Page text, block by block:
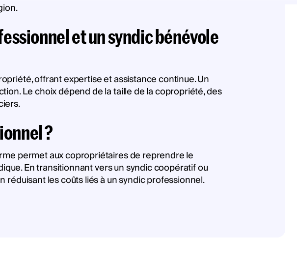
et un syndic bénévole
offrant expertise et assistance continue. Un
Le choix dépend de la taille de la copropriété, des
?
permet aux copropriétaires de reprendre le
En transitionnant vers un syndic coopératif ou
les coûts liés à un syndic professionnel.